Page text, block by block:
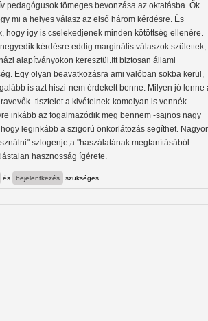
pedagógusok tömeges bevonzása az oktatásba. Ők
mi a helyes válasz az első három kérdésre. És
hogy így is cselekedjenek minden kötöttség ellenére.
kérdésre eddig marginális válaszok születtek,
alapítványokon keresztül.Itt biztosan állami
Egy olyan beavatkozásra ami valóban sokba kerül,
is azt hiszi-nem érdekelt benne. Milyen jó lenne
-tisztelet a kivételnek-komolyan is vennék.
inkább az fogalmazódik meg bennem -sajnos nagy
leginkább a szigorú önkorlátozás segíthet.
szlogenje,a "haszálatának megtanításából
hasznosság ígérete.
és bejelentkezés szükséges